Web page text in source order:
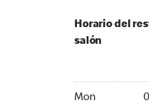
Horario del
salón
Mon